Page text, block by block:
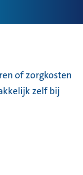
of zorgkosten
zelf bij